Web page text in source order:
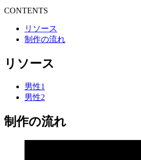
CONTENTS
リソース
制作の流れ
リソース
男性1
男性2
制作の流れ